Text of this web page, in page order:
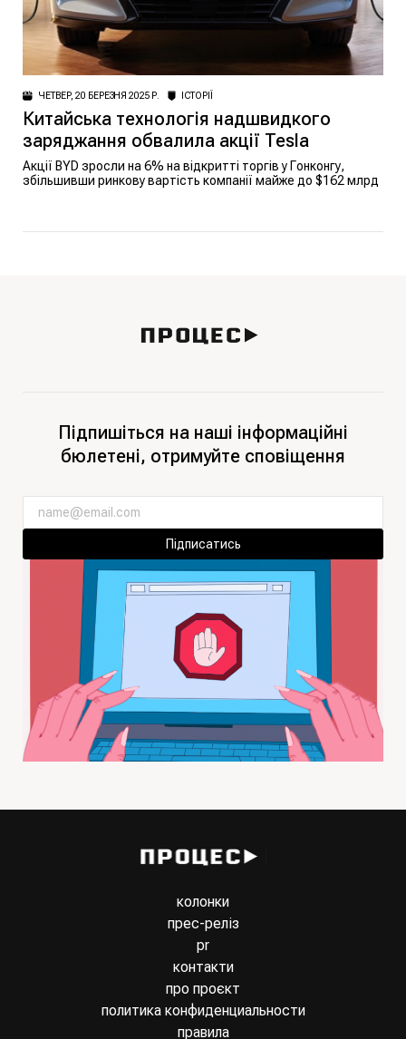
ЧЕТВЕР, 20 БЕРЕЗНЯ 2025 Р. ІСТОРІЇ
Китайська технологія надшвидкого
заряджання обвалила акції Tesla
Акції BYD зросли на 6% на відкритті торгів у Гонконгу,
збільшивши ринкову вартість компанії майже до $162 млрд
Підпишіться на наші інформаційні
бюлетені, отримуйте сповіщення
Підписатись
колонки
прес-реліз
pr
контакти
про проєкт
политика конфиденциальности
правила